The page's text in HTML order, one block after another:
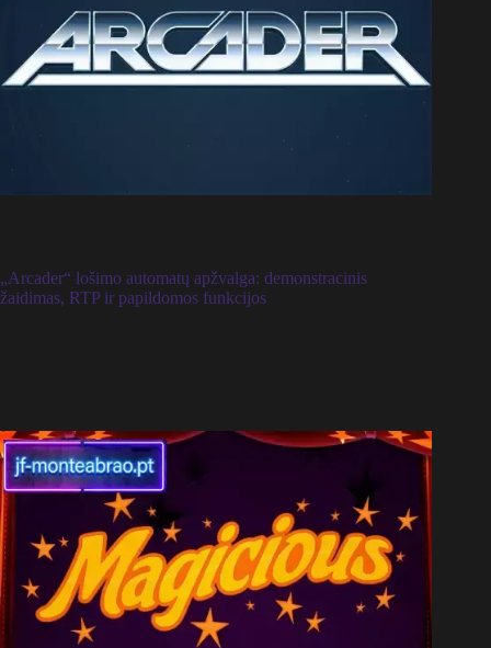
„Arcader“ lošimo automatų apžvalga: demonstracinis
žaidimas, RTP ir papildomos funkcijos